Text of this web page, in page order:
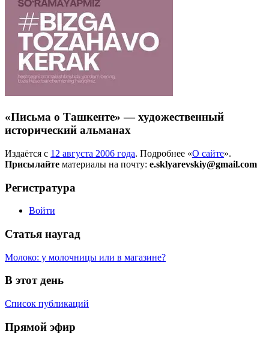
«Письма о Ташкенте» — художественный
исторический альманах
Издаётся с 12 августа 2006 года. Подробнее «О сайте».
Присылайте материалы на почту: e.sklyarevskiy@gmail.com
Регистратура
Войти
Статья наугад
Молоко: у молочницы или в магазине?
В этот день
Список публикаций
Прямой эфир